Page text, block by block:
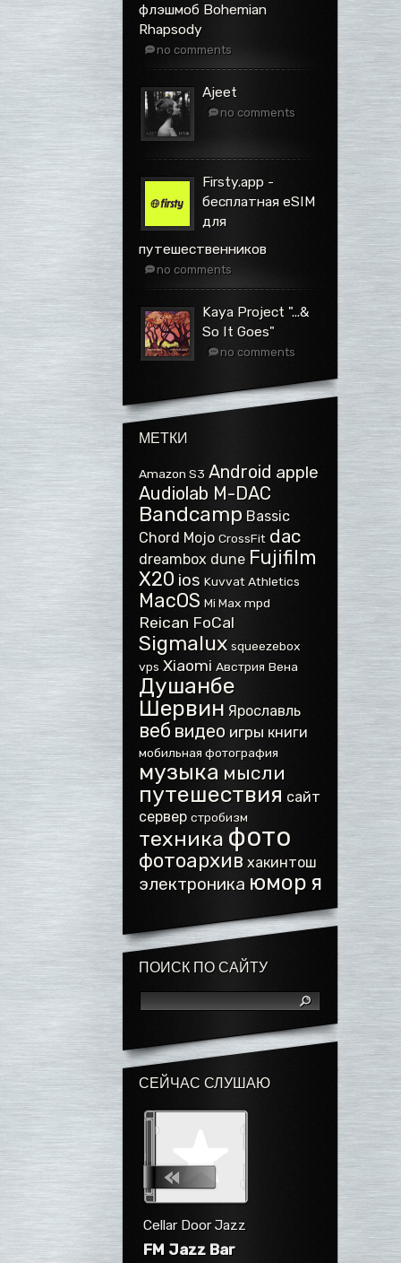
флэшмоб Bohemian
Rhapsody
no comments
Ajeet
no comments
Firsty.app -
бесплатная eSIM
для
путешественников
no comments
Kaya Project ".​.​.​&
So It Goes"
no comments
МЕТКИ
Amazon S3 Android apple
Audiolab M-DAC
Bandcamp Bassic
Chord Mojo CrossFit dac
dreambox dune Fujifilm
X20 ios Kuvvat Athletics
MacOS Mi Max mpd
Reican FoCal
Sigmalux squeezebox
vps Xiaomi Австрия Вена
Душанбе
Шервин Ярославль
веб видео игры книги
мобильная фотография
музыка мысли
путешествия сайт
сервер стробизм
техника фото
фотоархив хакинтош
электроника юмор я
ПОИСК ПО САЙТУ
СЕЙЧАС СЛУШАЮ
Cellar Door Jazz
FM Jazz Bar